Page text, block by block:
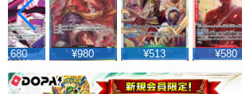
¥980 ¥513 ¥580